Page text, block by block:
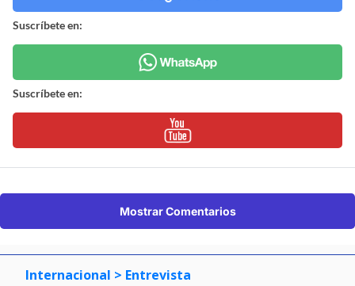
Suscríbete en:
Suscríbete en:
Mostrar Comentarios
Internacional > Entrevista